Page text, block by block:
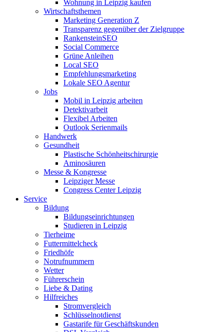
Wohnung in Leipzig kaufen
Wirtschaftsthemen
Marketing Generation Z
Transparenz gegenüber der Zielgruppe
RankensteinSEO
Social Commerce
Grüne Anleihen
Local SEO
Empfehlungsmarketing
Lokale SEO Agentur
Jobs
Mobil in Leipzig arbeiten
Detektivarbeit
Flexibel Arbeiten
Outlook Serienmails
Handwerk
Gesundheit
Plastische Schönheitschirurgie
Aminosäuren
Messe & Kongresse
Leipziger Messe
Congress Center Leipzig
Service
Bildung
Bildungseinrichtungen
Studieren in Leipzig
Tierheime
Futtermittelcheck
Friedhöfe
Notrufnummern
Wetter
Führerschein
Liebe & Dating
Hilfreiches
Stromvergleich
Schlüsselnotdienst
Gastarife für Geschäftskunden